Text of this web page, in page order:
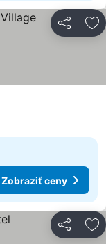
Zdieľať
Zobraziť ceny
Zdieľať